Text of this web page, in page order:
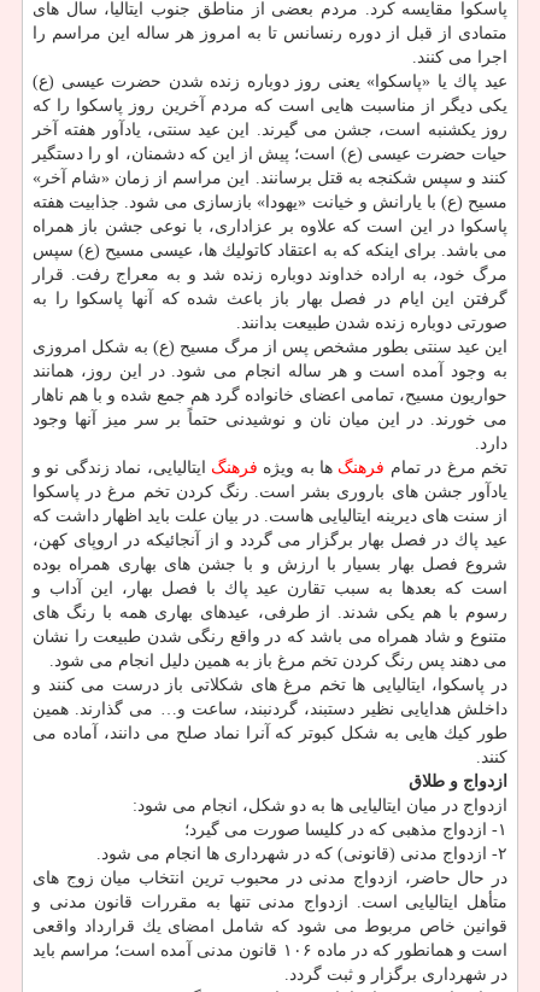
پاسكوا مقایسه كرد. مردم بعضی از مناطق جنوب ایتالیا، سال های
متمادی از قبل از دوره رنسانس تا به امروز هر ساله این مراسم را
اجرا می كنند.
عید پاك یا «پاسكوا» یعنی روز دوباره زنده شدن حضرت عیسی (ع)
یكی دیگر از مناسبت هایی است كه مردم آخرین روز پاسكوا را كه
روز یكشنبه است، جشن می گیرند. این عید سنتی، یادآور هفته آخر
حیات حضرت عیسی (ع) است؛ پیش از این كه دشمنان، او را دستگیر
كنند و سپس شكنجه به قتل برسانند. این مراسم از زمان «شام آخر»
مسیح (ع) با یارانش و خیانت «یهودا» بازسازی می شود. جذابیت هفته
پاسكوا در این است كه علاوه بر عزاداری، با نوعی جشن باز همراه
می باشد. برای اینكه كه به اعتقاد كاتولیك ها، عیسی مسیح (ع) سپس
مرگ خود، به اراده خداوند دوباره زنده شد و به معراج رفت. قرار
گرفتن این ایام در فصل بهار باز باعث شده كه آنها پاسكوا را به
صورتی دوباره زنده شدن طبیعت بدانند.
این عید سنتی بطور مشخص پس از مرگ مسیح (ع) به شكل امروزی
به وجود آمده است و هر ساله انجام می شود. در این روز، همانند
حواریون مسیح، تمامی اعضای خانواده گرد هم جمع شده و با هم ناهار
می خورند. در این میان نان و نوشیدنی حتماً بر سر میز آنها وجود
دارد.
تخم مرغ در تمام فرهنگ ها به ویژه فرهنگ ایتالیایی، نماد زندگی نو و
یادآور جشن های باروری بشر است. رنگ كردن تخم مرغ در پاسكوا
از سنت های دیرینه ایتالیایی هاست. در بیان علت باید اظهار داشت كه
عید پاك در فصل بهار برگزار می گردد و از آنجائیكه در اروپای كهن،
شروع فصل بهار بسیار با ارزش و با جشن های بهاری همراه بوده
است كه بعدها به سبب تقارن عید پاك با فصل بهار، این آداب و
رسوم با هم یكی شدند. از طرفی، عیدهای بهاری همه با رنگ های
متنوع و شاد همراه می باشد كه در واقع رنگی شدن طبیعت را نشان
می دهند پس رنگ كردن تخم مرغ باز به همین دلیل انجام می شود.
در پاسكوا، ایتالیایی ها تخم مرغ های شكلاتی باز درست می كنند و
داخلش هدایایی نظیر دستبند، گردنبند، ساعت و… می گذارند. همین
طور كیك هایی به شكل كبوتر كه آنرا نماد صلح می دانند، آماده می
كنند.
ازدواج و طلاق
ازدواج در میان ایتالیایی ها به دو شكل، انجام می شود:
۱- ازدواج مذهبی كه در كلیسا صورت می گیرد؛
۲- ازدواج مدنی (قانونی) كه در شهرداری ها انجام می شود.
در حال حاضر، ازدواج مدنی در محبوب ترین انتخاب میان زوج های
متأهل ایتالیایی است. ازدواج مدنی تنها به مقررات قانون مدنی و
قوانین خاص مربوط می شود كه شامل امضای یك قرارداد واقعی
است و همانطور كه در ماده ۱۰۶ قانون مدنی آمده است؛ مراسم باید
در شهرداری برگزار و ثبت گردد.